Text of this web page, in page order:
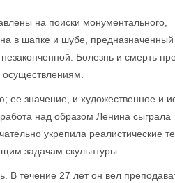
на поиски монументального,
в шапке и шубе, предназначенный
Болезнь и смерть
значение, и художественное и
над образом Ленина сыграла
укрепила реалистические
задачам скульптуры.
В течение 27 лет он вел